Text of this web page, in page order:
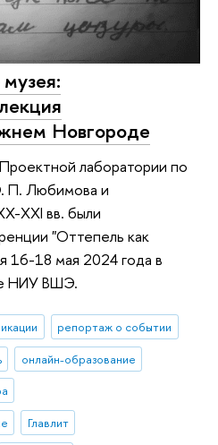
Новгороде
лаборатории по
П. Любимова и
XXI вв. были
"Оттепель как
16-18 мая 2024 года в
НИУ ВШЭ.
репортаж о событии
онлайн-образование
Главлит